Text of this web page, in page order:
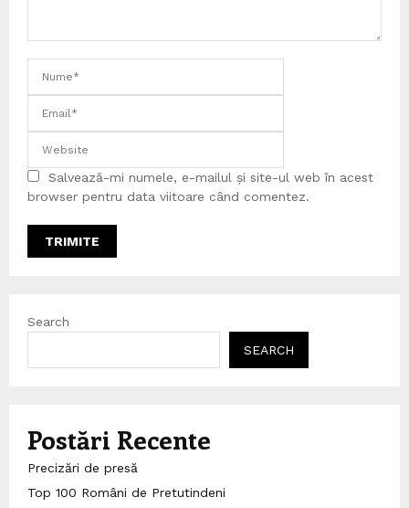
Salvează-mi numele, e-mailul și site-ul web în acest
browser pentru data viitoare când comentez.
Search
SEARCH
Postări Recente
Precizări de presă
Top 100 Români de Pretutindeni